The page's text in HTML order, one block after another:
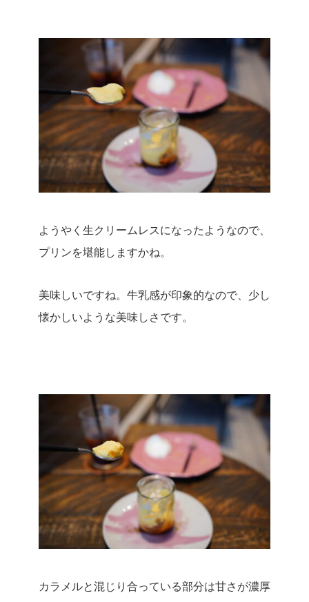
ようやく生クリームレスになったようなので、
プリンを堪能しますかね。
美味しいですね。 牛乳感が印象的なので、少し
懐かしいような美味しさです。
カラメルと混じり合っている部分は甘さが濃厚